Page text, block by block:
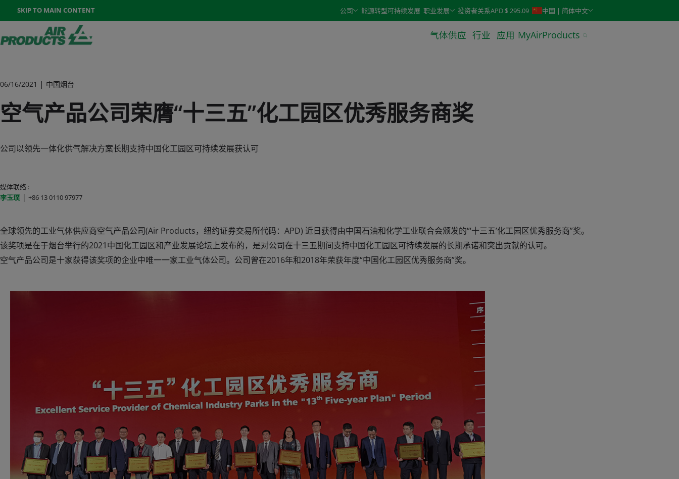
SKIP TO MAIN CONTENT
Once the menu is open you can move between options with the arrow keys and select an option with the enter or space keys. Typeahead search is also available.
400-888-7662 联系我们 公司 能源转型可持续发展 职业发展 投资者关系APD $ 295.09 中国 | 简体中文
气体供应 行业 应用 MyAirProducts
06/16/2021 | 中国烟台
空气产品公司荣膺“十三五”化工园区优秀服务商奖
公司以领先一体化供气解决方案长期支持中国化工园区可持续发展获认可
媒体联络 :
李玉璞 | +86 13 0110 97977
全球领先的工业气体供应商空气产品公司(Air Products，纽约证券交易所代码：APD) 近日获得由中国石油和化学工业联合会颁发的“‘十三五’化工园区优秀服务商”奖。
该奖项是在于烟台举行的2021中国化工园区和产业发展论坛上发布的，是对公司在十三五期间支持中国化工园区可持续发展的长期承诺和突出贡献的认可。
空气产品公司是十家获得该奖项的企业中唯一一家工业气体公司。公司曾在2016年和2018年荣获年度“中国化工园区优秀服务商”奖。